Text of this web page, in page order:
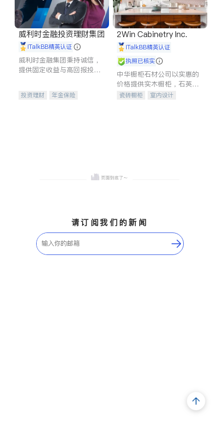
威利时金融投资理财集团
iTalkBB精英认证
威利时金融集团秉持诚信，
提供固定收益与高回报投资
合，助力客户实现目标
投资理财
年金保险
2Win Cabinetry Inc.
iTalkBB精英认证
执照已核实
中华橱柜石材公司以实惠的
价格提供实木橱柜，石英石
台面，多种优质不锈钢水
瓷砖橱柜
室内设计
请订阅我们的新闻